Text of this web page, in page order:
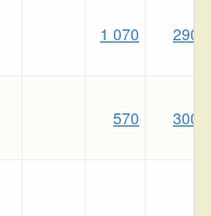
1 070 290
570 300